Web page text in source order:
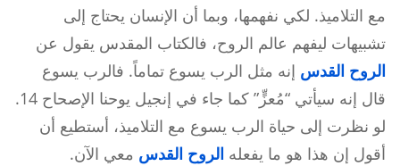
مع التلاميذ. لكي نفهمها، وبما أن الإنسان يحتاج إلى
تشبيهات ليفهم عالم الروح، فالكتاب المقدس يقول عن
الروح القدس إنه مثل الرب يسوع تماماً. فالرب يسوع
قال إنه سيأتي “مُعزٍّ” كما جاء في إنجيل يوحنا الإصحاح 14.
لو نظرت إلى حياة الرب يسوع مع التلاميذ، أستطيع أن
أقول إن هذا هو ما يفعله الروح القدس معي الآن.